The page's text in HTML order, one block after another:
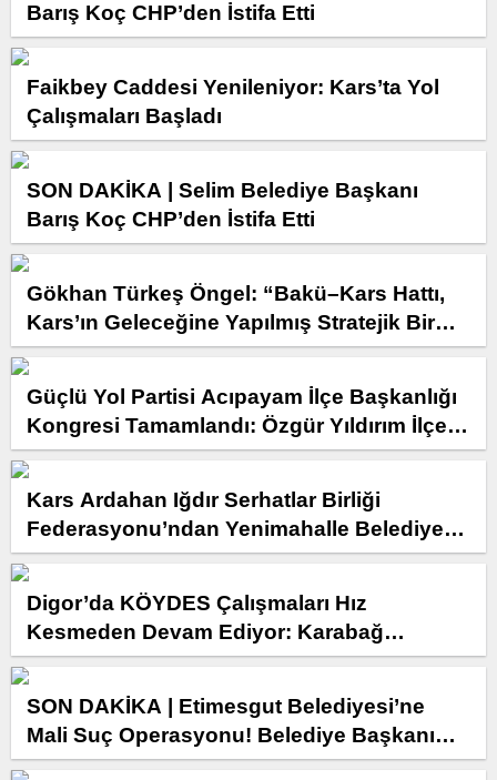
Barış Koç CHP’den İstifa Etti
Faikbey Caddesi Yenileniyor: Kars’ta Yol
Çalışmaları Başladı
SON DAKİKA | Selim Belediye Başkanı
Barış Koç CHP’den İstifa Etti
Gökhan Türkeş Öngel: “Bakü–Kars Hattı,
Kars’ın Geleceğine Yapılmış Stratejik Bir
Yatırımdır”
Güçlü Yol Partisi Acıpayam İlçe Başkanlığı
Kongresi Tamamlandı: Özgür Yıldırım İlçe
Başkanı Seçildi
Kars Ardahan Iğdır Serhatlar Birliği
Federasyonu’ndan Yenimahalle Belediye
Başkanı Fethi Yaşar’a Ziyaret.
Digor’da KÖYDES Çalışmaları Hız
Kesmeden Devam Ediyor: Karabağ
Köyünde Parke Taşı Çalışması Yerinde
İncelendi
SON DAKİKA | Etimesgut Belediyesi’ne
Mali Suç Operasyonu! Belediye Başkanı
Erdal Beşikçioğlu Dahil 55 Şüpheli